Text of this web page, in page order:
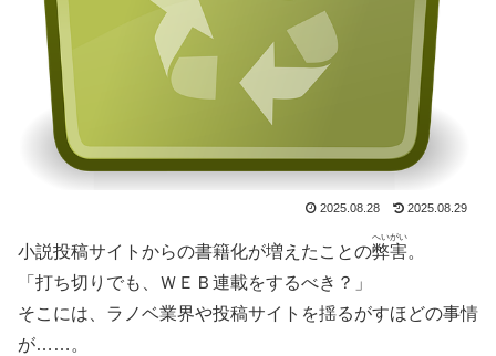
2025.08.28 2025.08.29
小説投稿サイトからの書籍化が増えたことの弊害
へいがい
。
「打ち切りでも、ＷＥＢ連載をするべき？」
そこには、ラノベ業界や投稿サイトを揺るがすほどの事情
が……。